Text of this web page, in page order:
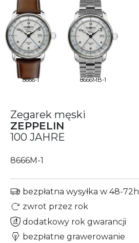
8666-1 8666MB-1
Zegarek męski
ZEPPELIN
100 JAHRE
8666M-1
bezpłatna wysyłka w 48-72h
zwrot przez rok
dodatkowy rok gwarancji
bezpłatne grawerowanie